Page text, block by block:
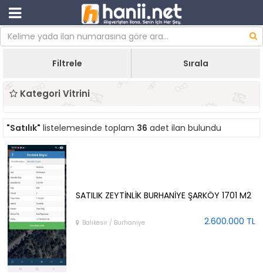
Filtrele Sırala
Kategori Vitrini
"Satılık" listelemesinde toplam 36 adet ilan bulundu
SATILIK ZEYTİNLİK BURHANİYE ŞARKÖY 1701 M2
Balıkesir / Burhaniye 2.600.000 TL